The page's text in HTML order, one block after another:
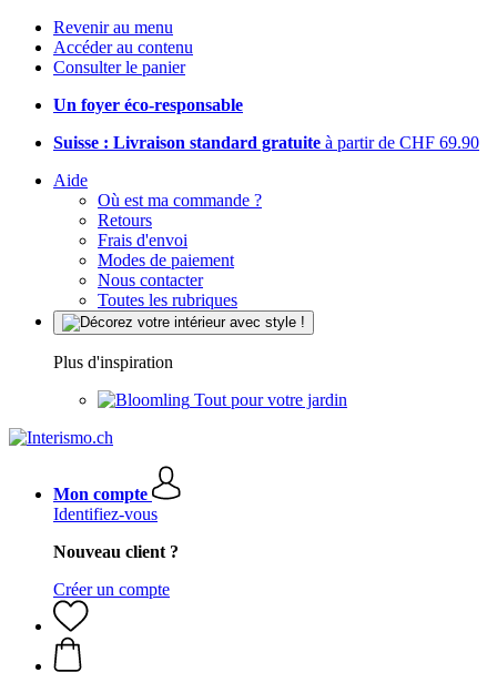
Revenir au menu
Accéder au contenu
Consulter le panier
Un foyer éco-responsable
Suisse : Livraison standard gratuite à partir de CHF 69.90
Aide
Où est ma commande ?
Retours
Frais d'envoi
Modes de paiement
Nous contacter
Toutes les rubriques
Plus d'inspiration
Tout pour votre jardin
Mon compte
Identifiez-vous
Nouveau client ?
Créer un compte